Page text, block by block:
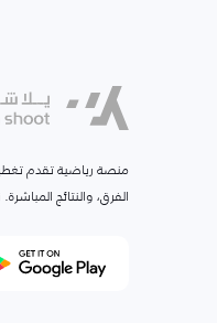
منصة رياضية تقدم
الفرق، والنتائج